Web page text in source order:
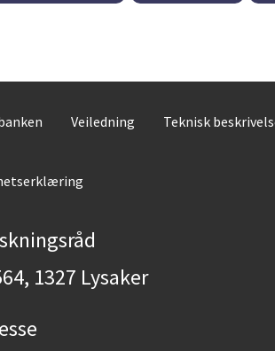
Veiledning Teknisk
1327 Lysaker